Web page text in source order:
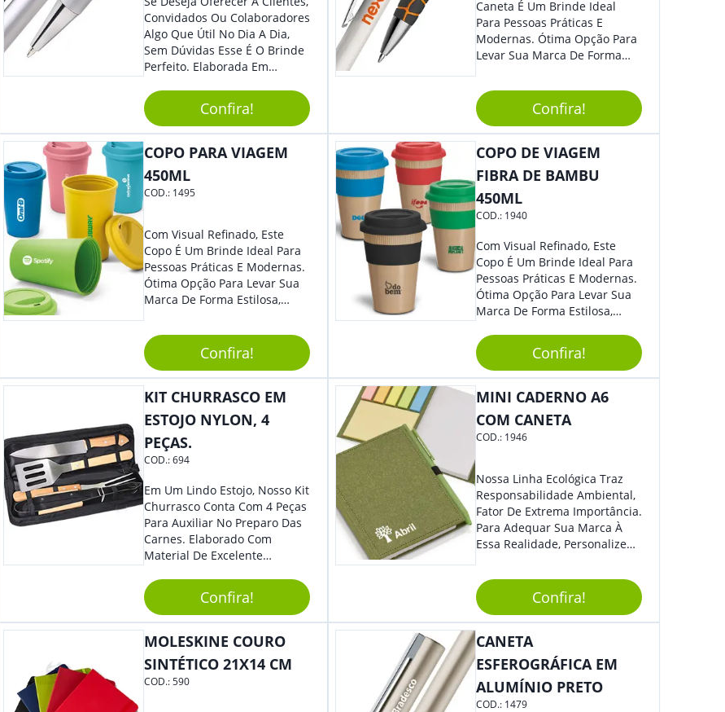
Colaboradores. Útil E
Funcional, Com Certeza Todo
Mundo Irá Amar.
Convidados Ou Colaboradores
Algo Que Útil No Dia A Dia,
Sem Dúvidas Esse É O Brinde
Perfeito. Elaborada Em
Com Detalhes Em Metal, Essa
Incrível Caneta Esferográfica É
Acionada Na Por Clic Na Parte
Superior.
Confira!
Caneta É Um Brinde Ideal
Para Pessoas Práticas E
Modernas. Ótima Opção Para
Levar Sua Marca De Forma
Sua Empresa Em Eventos,
Reuniões Corporativas Ou Até
Mesmo Para Presentear
Colaboradores E Parceiros De
Sua Empresa.
Confira!
COPO PARA VIAGEM
450ML
COD.: 1495
Com Visual Refinado, Este
Copo É Um Brinde Ideal Para
Pessoas Práticas E Modernas.
Ótima Opção Para Levar Sua
Marca De Forma Estilosa,
Empresa Em Eventos,
Reuniões Corporativas Ou Até
Mesmo Para Presentear
Colaboradores.
Confira!
COPO DE VIAGEM
FIBRA DE BAMBU
450ML
COD.: 1940
Com Visual Refinado, Este
Copo É Um Brinde Ideal Para
Pessoas Práticas E Modernas.
Ótima Opção Para Levar Sua
Marca De Forma Estilosa,
Empresa Em Eventos,
Reuniões Corporativas Ou Até
Mesmo Para Presentear
Colaboradores.
Confira!
KIT CHURRASCO EM
ESTOJO NYLON, 4
PEÇAS.
COD.:694
Em Um Lindo Estojo, Nosso Kit
Churrasco Conta Com 4 Peças
Para Auxiliar No Preparo Das
Carnes. Elaborado Com
Material De Excelente
Tradicional, Sem Dúvidas É O
Brinde Certo Para Todos Os
Públicos. Personalize-O Com
Sua Marca. Seus Clientes E
Colaboradores Com Certeza
Irão Adorar.
Confira!
MINI CADERNO A6
COM CANETA
COD.: 1946
Nossa Linha Ecológica Traz
Responsabilidade Ambiental,
Fator De Extrema Importância.
Para Adequar Sua Marca À
Essa Realidade, Personalize
Anotações Com Post-It E
Caneta. Elaborado A Partir De
Material Reciclado, O Brinde
Também É Prático, Tornando-
Se Assim Excelente Para Uso
Cotidiano. Perfeito, Não É?!
Confira!
MOLESKINE COURO
SINTÉTICO 21X14 CM
COD.:590
CANETA
ESFEROGRÁFICA EM
ALUMÍNIO PRETO
COD.: 1479